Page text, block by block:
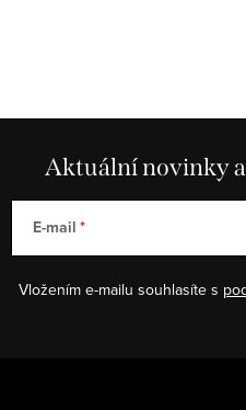
Aktuální novinky a
E-mail
Vložením e-mailu souhlasíte s